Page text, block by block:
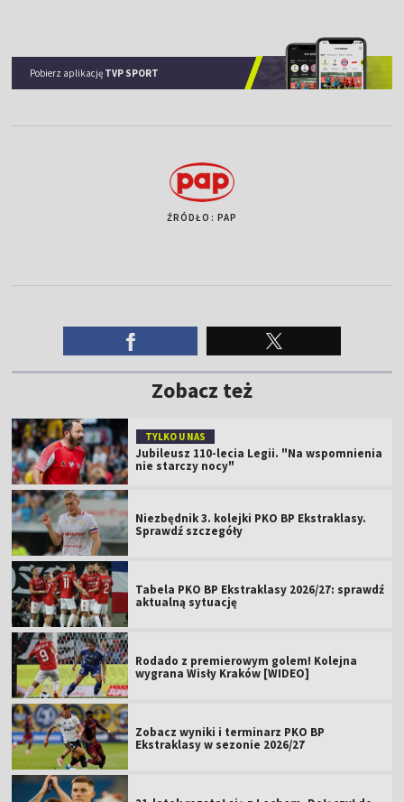
Pobierz aplikację TVP SPORT
ŹRÓDŁO: PAP
Zobacz też
TYLKO U NAS
Jubileusz 110-lecia Legii. "Na wspomnienia
nie starczy nocy"
Niezbędnik 3. kolejki PKO BP Ekstraklasy.
Sprawdź szczegóły
Tabela PKO BP Ekstraklasy 2026/27: sprawdź
aktualną sytuację
Rodado z premierowym golem! Kolejna
wygrana Wisły Kraków [WIDEO]
Zobacz wyniki i terminarz PKO BP
Ekstraklasy w sezonie 2026/27